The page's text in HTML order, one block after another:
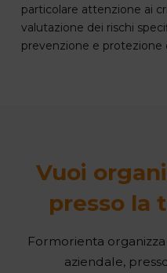
particolare attenzione ai
valutazione dei rischi
prevenzione e protezione
Vuoi
presso la
Formorienta
aziendale,